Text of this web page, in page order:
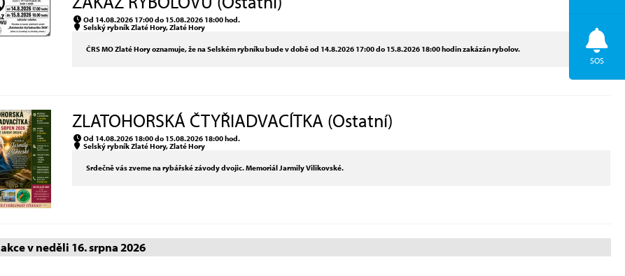
Od 14.08.2026 17:00 do 15.08.2026 18:00 hod.
Selský rybník Zlaté Hory, Zlaté Hory
ČRS MO Zlaté Hory oznamuje, že na Selském rybníku bude v době od 14.8.2026 17:00 do 15.8.2026 18:00 hodin zakázán rybolov.
ZLATOHORSKÁ ČTYŘIADVACÍTKA (Ostatní)
Od 14.08.2026 18:00 do 15.08.2026 18:00 hod.
Selský rybník Zlaté Hory, Zlaté Hory
Srdečně vás zveme na rybářské závody dvojic. Memoriál Jarmily Vilikovské.
akce v neděli 16. srpna 2026
SOS